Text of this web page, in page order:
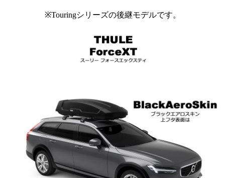
※Touringシリーズの後継モデルです。